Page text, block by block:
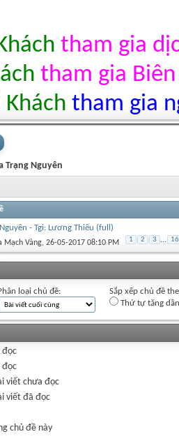
tham gia
tham gia
Khách tham gia
Trạng Nguyên
- Tgi: Lương Thiếu (full)
Mạch Vàng‎, 26-05-2017 08:10 PM 1 2 3 ...
loại chủ đề:
Sắp xếp chủ đề
Thứ tự tăng dần
đọc
đọc
viết chưa đọc
viết đã đọc
chủ đề này